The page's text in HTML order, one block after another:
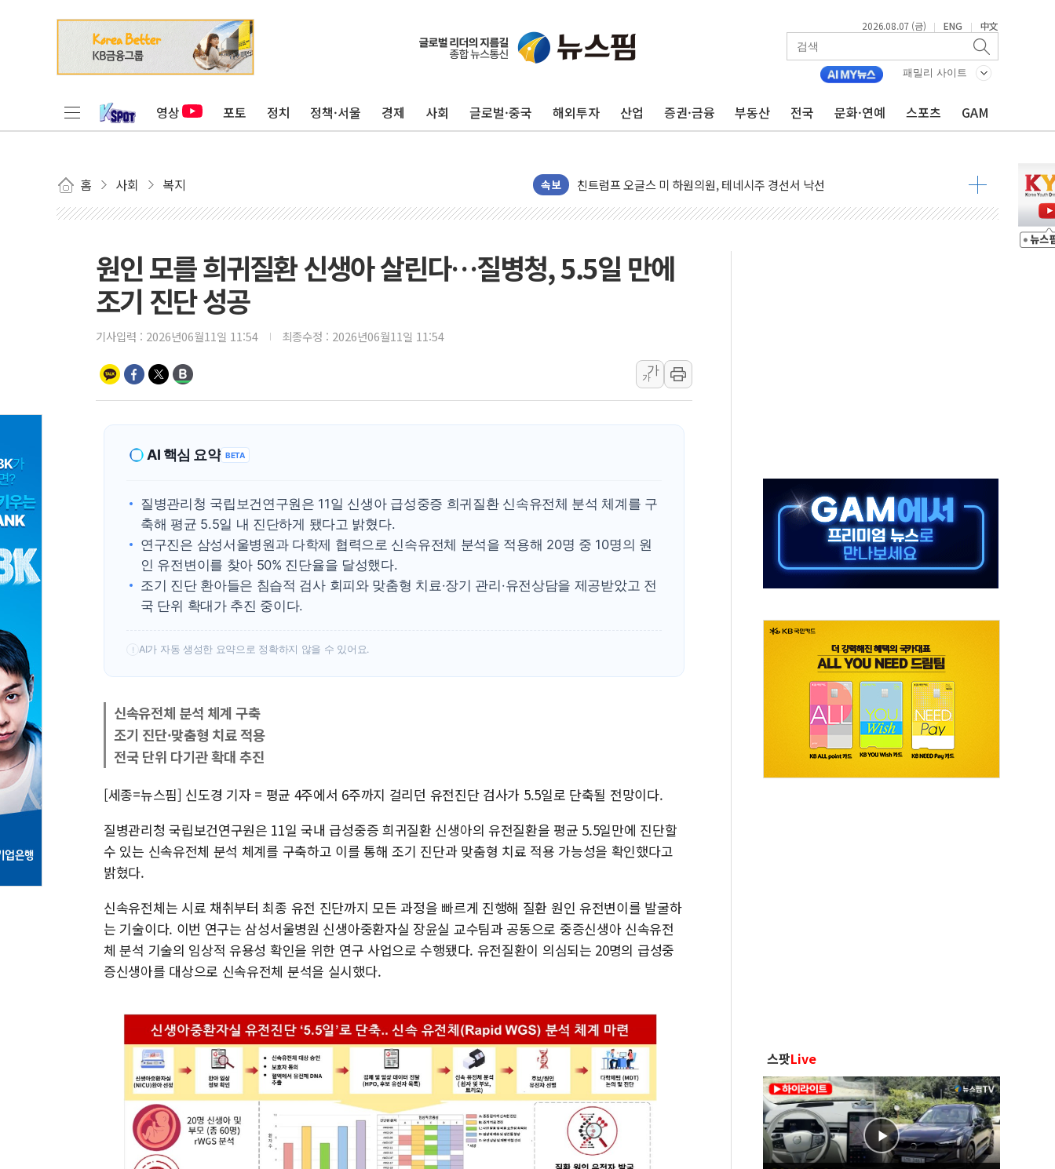
2026.08.07 (금) | ENG | 中文
패밀리 사이트
영상 포토 정치 정책·서울 경제 사회 글로벌·중국 해외투자 산업 증권·금융 부동산 전국 문화·연예 스포츠 GAM
홈 사회 복지 속보
대우건설, 50대 이강석 대표 전면에...임원·조직 대대적 개편 예고
비츠로넥스텍, 한화에어로스페이스와 '누리호 5기분 엔진 구성품' 수주
종합특검, '계엄 수용공간 확보' 신용해 前교정본부장 불구속 기소
"주식이야 코인이야"…연속 사이드카·널뛰기에 개미들 '패닉'
에쓰씨엔지니어링, 큐니티와 반도체 EPC 추가 수주
애드포러스, 30억원 규모 자사주 취득
이성윤 '호남 민심은 주석야청' 파장…친명계 "처절한 역사를 말장난으로" 비판
나경원 의원 "장기보유 1주택자 과도한 세금 부당"…소득세법 개정안 발의 예고
박홍근 "국가재정시스템 안정성 한순간도 흔들려선 안돼"
우리자산운용, MMF 순자산 30조 돌파…증시 급락에 업계 1위
건설 불황 속 내실 다진 한샘…B2B 확장으로 성장동력 확보
원인 모를 희귀질환 신생아 살린다…질병청, 5.5일 만에
조기 진단 성공
기사입력 : 2026년06월11일 11:54 최종수정 : 2026년06월11일 11:54
가
가
AI 핵심 요약 BETA
질병관리청 국립보건연구원은 11일 신생아 급성중증 희귀질환 신속유전체 분석 체계를 구
축해 평균 5.5일 내 진단하게 됐다고 밝혔다.
연구진은 삼성서울병원과 다학제 협력으로 신속유전체 분석을 적용해 20명 중 10명의 원
인 유전변이를 찾아 50% 진단율을 달성했다.
조기 진단 환아들은 침습적 검사 회피와 맞춤형 치료·장기 관리·유전상담을 제공받았고 전
국 단위 확대가 추진 중이다.
! AI가 자동 생성한 요약으로 정확하지 않을 수 있어요.
신속유전체 분석 체계 구축
조기 진단·맞춤형 치료 적용
전국 단위 다기관 확대 추진
[세종=뉴스핌] 신도경 기자 = 평균 4주에서 6주까지 걸리던 유전진단 검사가 5.5일로 단축될 전망이다.
질병관리청 국립보건연구원은 11일 국내 급성중증 희귀질환 신생아의 유전질환을 평균 5.5일만에 진단할
수 있는 신속유전체 분석 체계를 구축하고 이를 통해 조기 진단과 맞춤형 치료 적용 가능성을 확인했다고
밝혔다.
신속유전체는 시료 채취부터 최종 유전 진단까지 모든 과정을 빠르게 진행해 질환 원인 유전변이를 발굴하
는 기술이다. 이번 연구는 삼성서울병원 신생아중환자실 장윤실 교수팀과 공동으로 중증신생아 신속유전
체 분석 기술의 임상적 유용성 확인을 위한 연구 사업으로 수행됐다. 유전질환이 의심되는 20명의 급성중
증신생아를 대상으로 신속유전체 분석을 실시했다.
스팟Live